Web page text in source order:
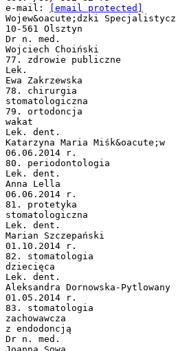
e-mail:
[email protected]
Wojew&oacute;dzki
10-561 Olsztyn
Dr n. med.
Wojciech Choiński
77. zdrowie publiczne
Lek.
Ewa Zakrzewska
78. chirurgia
stomatologiczna
79. ortodoncja
wakat
Lek. dent.
Katarzyna Maria Miśk&oacute;w
06.06.2014 r.
80. periodontologia
Lek. dent.
Anna Lella
06.06.2014 r.
81. protetyka
stomatologiczna
Lek. dent.
Marian Szczepański
01.10.2014 r.
82. stomatologia
dziecięca
Lek. dent.
Aleksandra Dornowska-Pytlowany
01.05.2014 r.
83. stomatologia
zachowawcza
z endodoncją
Dr n. med.